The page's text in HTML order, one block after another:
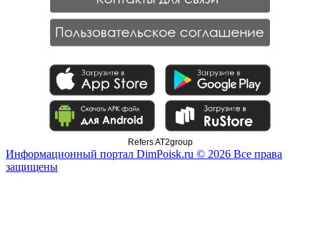
Refers AT2group
Информационный портал DimPoisk.ru © 2026 Все права
защищены